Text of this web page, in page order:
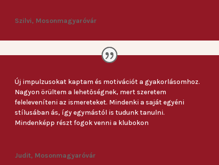
Szilvi, Mosonmagyaróvár
Új impulzusokat kaptam és motivációt a gyakorlásomhoz.
Nagyon örültem a lehetőségnek, mert szeretem
feleleveníteni az ismereteket. Mindenki a saját egyéni
stílusában ás, így egymástól is tudunk tanulni.
Mindenképp részt fogok venni a klubokon
Judit, Mosonmagyaróvár